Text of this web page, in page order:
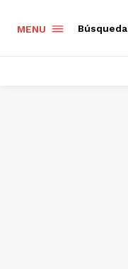
MENU Búsqueda